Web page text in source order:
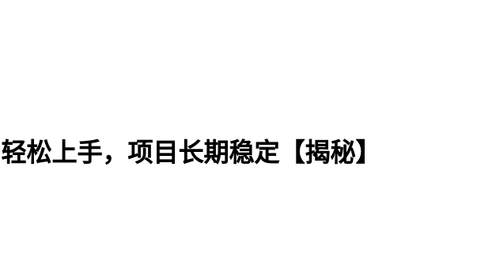
上手，项目长期稳定【揭秘】